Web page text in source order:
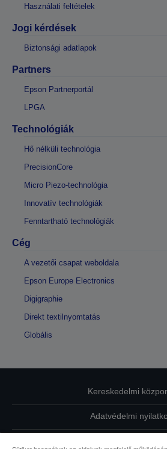
Használati feltételek
Jogi kérdések
Biztonsági adatlapok
Partners
Epson Partnerportál
LPGA
Technológiák
Hő nélküli technológia
PrecisionCore
Micro Piezo-technológia
Innovatív technológiák
Fenntartható technológiák
Cég
A vezetői csapat weboldala
Epson Europe Electronics
Digigraphie
Direkt textilnyomtatás
Globális
Kereskedelmi
Adatvédelmi